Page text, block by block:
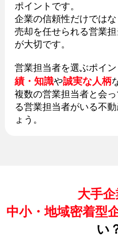
ポイントです。
企業の信頼性だけでは
売却を任せられる営業
が大切です。
営業担当者を選ぶポイ
績・知識や誠実な人柄
複数の営業担当者と会
る営業担当者がいる不
ょう。
大手
中小・地域密着型
い